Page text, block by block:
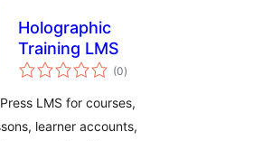
Holographic
Training LMS
(0საერთო
რეიტინგი
)
LMS for courses,
learner accounts,